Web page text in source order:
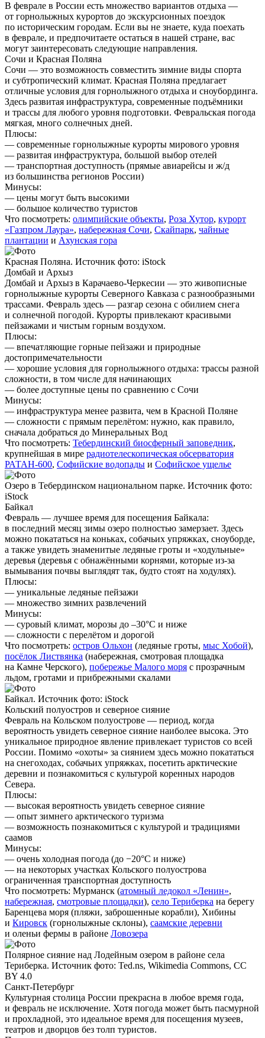
В феврале в России есть множество вариантов отдыха —
от горнолыжных курортов до экскурсионных поездок
по историческим городам. Если вы не знаете, куда поехать
в феврале, и предпочитаете остаться в нашей стране, вас
могут заинтересовать следующие направления.
Сочи и Красная Поляна
Сочи — это возможность совместить зимние виды спорта
и субтропический климат. Красная Поляна предлагает
отличные условия для горнолыжного отдыха и сноубординга.
Здесь развитая инфраструктура, современные подъёмники
и трассы для любого уровня подготовки. Февральская погода
мягкая, много солнечных дней.
Плюсы:
— современные горнолыжные курорты мирового уровня
— развитая инфраструктура, большой выбор отелей
— транспортная доступность (прямые авиарейсы и ж/д
из большинства регионов России)
Минусы:
— цены могут быть высокими
— большое количество туристов
Что посмотреть: олимпийские объекты, Роза Хутор, курорт
«Газпром Лаура», набережная Сочи, Скайпарк, чайные
плантации и Ахунская гора
Красная Поляна. Источник фото: iStock
Домбай и Архыз
Домбай и Архыз в Карачаево-Черкесии — это живописные
горнолыжные курорты Северного Кавказа с разнообразными
трассами. Февраль здесь — разгар сезона с обилием снега
и солнечной погодой. Курорты привлекают красивыми
пейзажами и чистым горным воздухом.
Плюсы:
— впечатляющие горные пейзажи и природные
достопримечательности
— хорошие условия для горнолыжного отдыха: трассы разной
сложности, в том числе для начинающих
— более доступные цены по сравнению с Сочи
Минусы:
— инфраструктура менее развита, чем в Красной Поляне
— сложности с прямым перелётом: нужно, как правило,
сначала добраться до Минеральных Вод
Что посмотреть: Тебердинский биосферный заповедник,
крупнейшая в мире радиотелескопическая обсерватория
РАТАН-600, Софийские водопады и Софийское ущелье
Озеро в Тебердинском национальном парке. Источник фото:
iStock
Байкал
Февраль — лучшее время для посещения Байкала:
в последний месяц зимы озеро полностью замерзает. Здесь
можно покататься на коньках, собачьих упряжках, сноуборде,
а также увидеть знаменитые ледяные гроты и «ходульные»
деревья (деревья с обнажёнными корнями, которые из-за
вымывания почвы выглядят так, будто стоят на ходулях).
Плюсы:
— уникальные ледяные пейзажи
— множество зимних развлечений
Минусы:
— суровый климат, морозы до –30°C и ниже
— сложности с перелётом и дорогой
Что посмотреть: остров Ольхон (ледяные гроты, мыс Хобой),
посёлок Листвянка (набережная, смотровая площадка
на Камне Черского), побережье Малого моря с прозрачным
льдом, гротами и прибрежными скалами
Байкал. Источник фото: iStock
Кольский полуостров и северное сияние
Февраль на Кольском полуострове — период, когда
вероятность увидеть северное сияние наиболее высока. Это
уникальное природное явление привлекает туристов со всей
России. Помимо «охоты» за сиянием здесь можно покататься
на снегоходах, собачьих упряжках, посетить арктические
деревни и познакомиться с культурой коренных народов
Севера.
Плюсы:
— высокая вероятность увидеть северное сияние
— опыт зимнего арктического туризма
— возможность познакомиться с культурой и традициями
саамов
Минусы:
— очень холодная погода (до −20°C и ниже)
— на некоторых участках Кольского полуострова
ограниченная транспортная доступность
Что посмотреть: Мурманск (атомный ледокол «Ленин»,
набережная, смотровые площадки), село Териберка на берегу
Баренцева моря (пляжи, заброшенные корабли), Хибины
и Кировск (горнолыжные склоны), саамские деревни
и оленьи фермы в районе Ловозера
Полярное сияние над Лодейным озером в районе села
Териберка. Источник фото: Ted.ns, Wikimedia Commons, CC
BY 4.0
Санкт-Петербург
Культурная столица России прекрасна в любое время года,
и февраль не исключение. Хотя погода может быть пасмурной
и прохладной, это идеальное время для посещения музеев,
театров и дворцов без толп туристов.